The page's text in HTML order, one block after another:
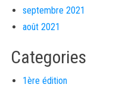
septembre 2021
août 2021
Categories
1ère édition